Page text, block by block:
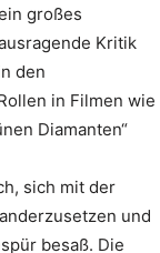
großes
Kritik
den
in Filmen wie
Diamanten“
sich mit der
und
besaß. Die